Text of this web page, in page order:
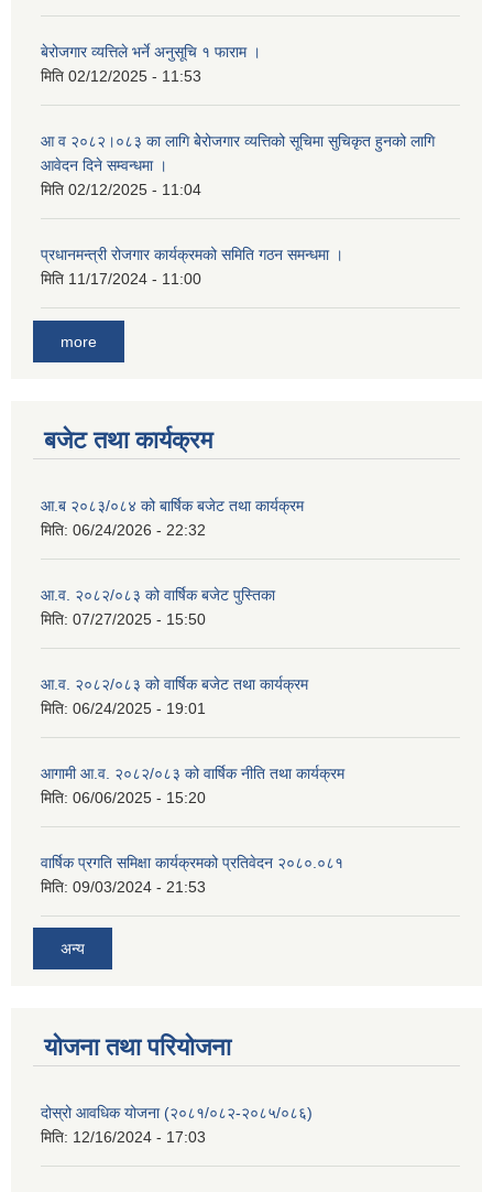
बेरोजगार व्यत्तिले भर्ने अनुसूचि १ फाराम ।
मिति 02/12/2025 - 11:53
आ व २०८२।०८३ का लागि बेेरोजगार व्यत्तिको सूचिमा सुचिकृत हुनको लागि
आवेदन दिने सम्वन्धमा ।
मिति 02/12/2025 - 11:04
प्रधानमन्त्री रोजगार कार्यक्रमको समिति गठन समन्धमा ।
मिति 11/17/2024 - 11:00
more
बजेट तथा कार्यक्रम
आ.ब २०८३/०८४ को बार्षिक बजेट तथा कार्यक्रम
मिति: 06/24/2026 - 22:32
आ.व. २०८२/०८३ को वार्षिक बजेट पुस्तिका
मिति: 07/27/2025 - 15:50
आ.व. २०८२/०८३ को वार्षिक बजेट तथा कार्यक्रम
मिति: 06/24/2025 - 19:01
आगामी आ.व. २०८२/०८३ को वार्षिक नीति तथा कार्यक्रम
मिति: 06/06/2025 - 15:20
वार्षिक प्रगति समिक्षा कार्यक्रमको प्रतिवेदन २०८०.०८१
मिति: 09/03/2024 - 21:53
अन्य
योजना तथा परियोजना
दोस्रो आवधिक योजना (२०८१/०८२-२०८५/०८६)
मिति: 12/16/2024 - 17:03